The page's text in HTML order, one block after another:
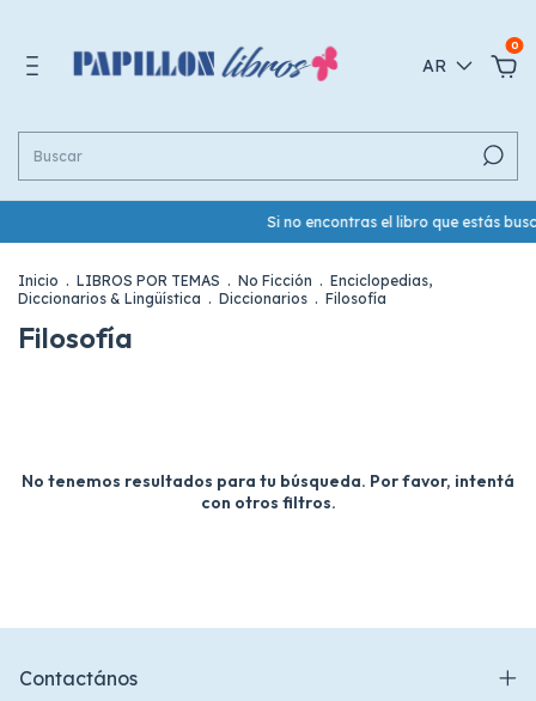
AR
0
Si no encontras el libro que estás
Inicio . LIBROS POR TEMAS . No Ficción . Enciclopedias,
Diccionarios & Lingüística . Diccionarios . Filosofía
Filosofía
No tenemos resultados para tu búsqueda. Por favor, intentá
con otros filtros.
Contactános